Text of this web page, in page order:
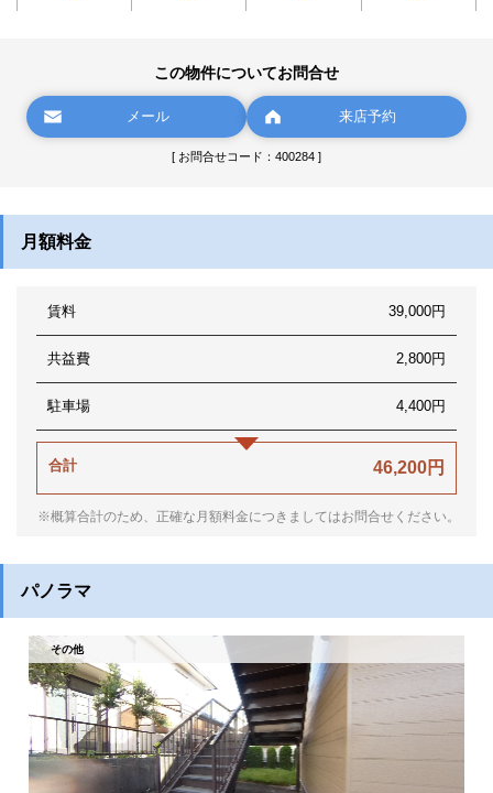
この物件についてお問合せ
メール 来店予約
[ お問合せコード：400284 ]
月額料金
賃料 39,000円
共益費 2,800円
駐車場 4,400円
合計 46,200円
※概算合計のため、正確な月額料金につきましてはお問合せください。
パノラマ
その他